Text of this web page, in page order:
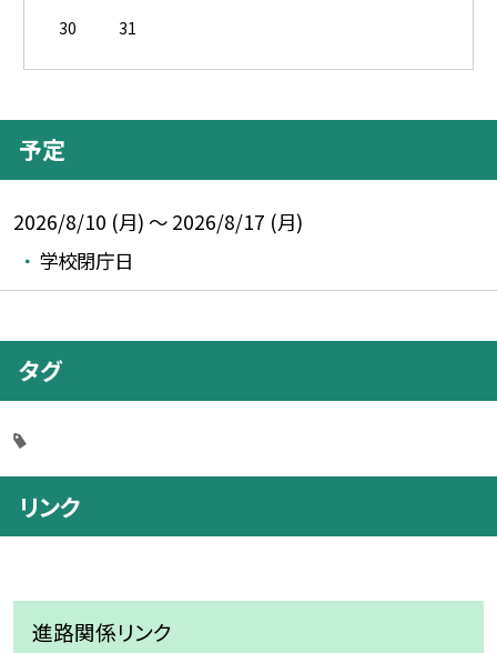
30
31
予定
2026/8/10 (月) ～ 2026/8/17 (月)
学校閉庁日
タグ
リンク
進路関係リンク